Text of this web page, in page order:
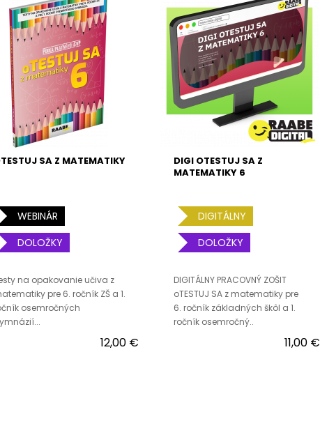
SA Z MATEMATIKY
WEBINÁR
DOLOŽKY
na opakovanie učiva z
pre 6. ročník ZŠ a 1.
osemročných
12,00 €
DIGI OTESTUJ SA Z
MATEMATIKY 6
DIGITÁLNY
DOLOŽKY
DIGITÁLNY PRACOVNÝ ZOŠIT
oTESTUJ SA z matematiky pre
6. ročník základných škôl a 1.
ročník osemročný..
11,00 €